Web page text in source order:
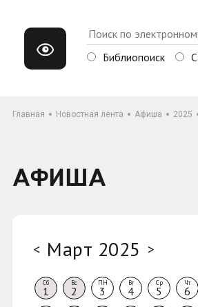
Библиопоиск
Главная Новостная лента Афиша 2025
АФИША
< Март 2025 >
Сб
1
Вс
2
ПН
3
Вт
4
Ср
5
Чт
6